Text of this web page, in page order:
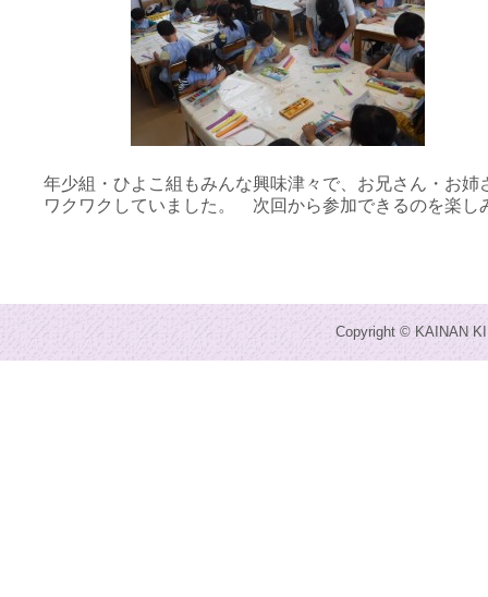
年少組・ひよこ組もみんな興味津々で、お兄さん・お姉
ワクワクしていました。 次回から参加できるのを楽し
Copyright © KAINAN